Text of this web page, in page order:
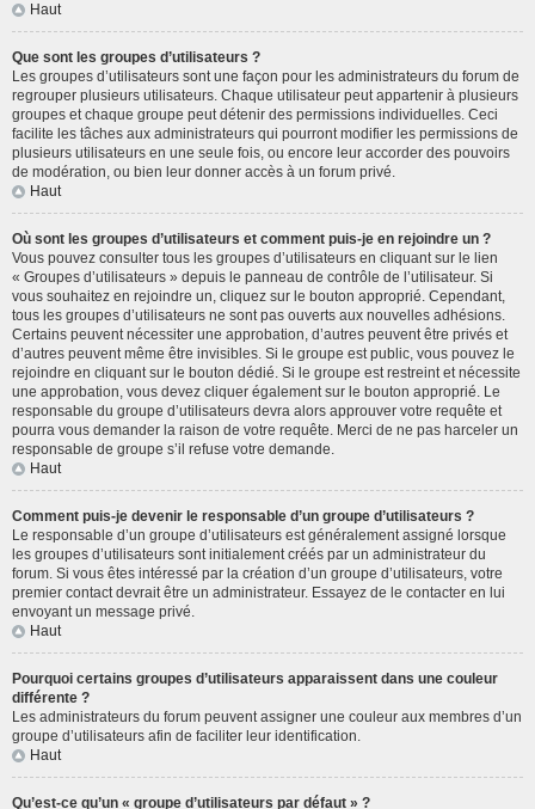
Haut
Que sont les groupes d’utilisateurs ?
Les groupes d’utilisateurs sont une façon pour les administrateurs du forum de
regrouper plusieurs utilisateurs. Chaque utilisateur peut appartenir à plusieurs
groupes et chaque groupe peut détenir des permissions individuelles. Ceci
facilite les tâches aux administrateurs qui pourront modifier les permissions de
plusieurs utilisateurs en une seule fois, ou encore leur accorder des pouvoirs
de modération, ou bien leur donner accès à un forum privé.
Haut
Où sont les groupes d’utilisateurs et comment puis-je en rejoindre un ?
Vous pouvez consulter tous les groupes d’utilisateurs en cliquant sur le lien
« Groupes d’utilisateurs » depuis le panneau de contrôle de l’utilisateur. Si
vous souhaitez en rejoindre un, cliquez sur le bouton approprié. Cependant,
tous les groupes d’utilisateurs ne sont pas ouverts aux nouvelles adhésions.
Certains peuvent nécessiter une approbation, d’autres peuvent être privés et
d’autres peuvent même être invisibles. Si le groupe est public, vous pouvez le
rejoindre en cliquant sur le bouton dédié. Si le groupe est restreint et nécessite
une approbation, vous devez cliquer également sur le bouton approprié. Le
responsable du groupe d’utilisateurs devra alors approuver votre requête et
pourra vous demander la raison de votre requête. Merci de ne pas harceler un
responsable de groupe s’il refuse votre demande.
Haut
Comment puis-je devenir le responsable d’un groupe d’utilisateurs ?
Le responsable d’un groupe d’utilisateurs est généralement assigné lorsque
les groupes d’utilisateurs sont initialement créés par un administrateur du
forum. Si vous êtes intéressé par la création d’un groupe d’utilisateurs, votre
premier contact devrait être un administrateur. Essayez de le contacter en lui
envoyant un message privé.
Haut
Pourquoi certains groupes d’utilisateurs apparaissent dans une couleur
différente ?
Les administrateurs du forum peuvent assigner une couleur aux membres d’un
groupe d’utilisateurs afin de faciliter leur identification.
Haut
Qu’est-ce qu’un « groupe d’utilisateurs par défaut » ?